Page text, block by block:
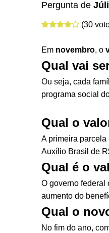
Pergunta de
(30
Em novembro, o
Qual vai
Ou seja, cada
programa social
Qual o
A primeira
Auxílio Brasil de
Qual é o
O governo federal
aumento do
Qual o
No fim do ano,